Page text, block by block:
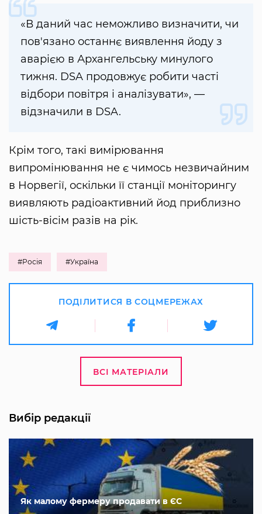
«В даний час неможливо визначити, чи
пов'язано останнє виявлення йоду з
аварією в Архангельську минулого
тижня. DSA продовжує робити часті
відбори повітря і аналізувати», —
відзначили в DSA.
Крім того, такі вимірювання
випромінювання не є чимось незвичайним
в Норвегії, оскільки її станції моніторингу
виявляють радіоактивний йод приблизно
шість-вісім разів на рік.
#Росія #Україна
ПОДІЛИТИСЯ В СОЦМЕРЕЖАХ
ВСІ МАТЕРІАЛИ
Вибір редакції
Як малому фермеру продавати в ЄС